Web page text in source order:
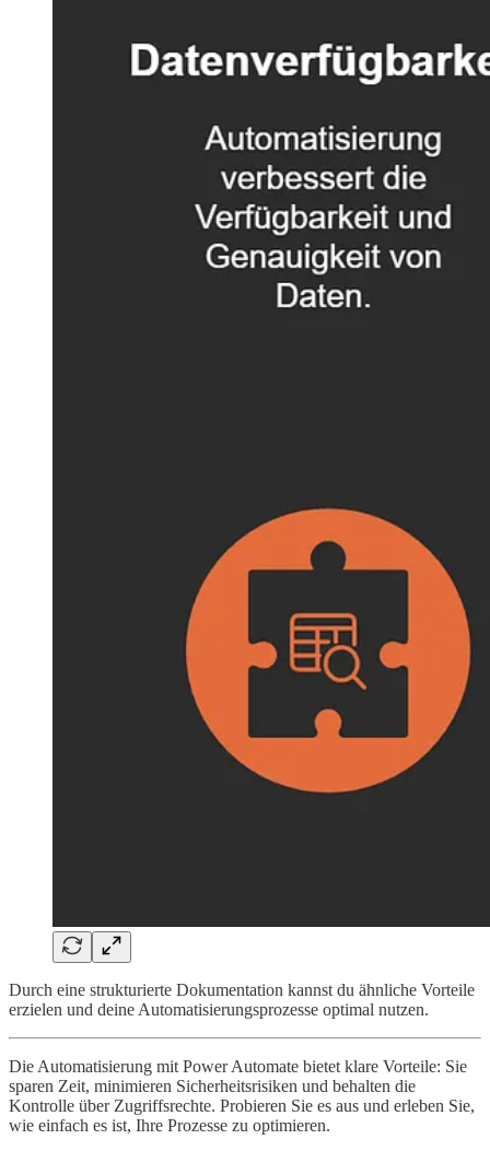
Durch eine strukturierte Dokumentation kannst du ähnliche Vorteile
erzielen und deine Automatisierungsprozesse optimal nutzen.
Die Automatisierung mit Power Automate bietet klare Vorteile: Sie
sparen Zeit, minimieren Sicherheitsrisiken und behalten die
Kontrolle über Zugriffsrechte. Probieren Sie es aus und erleben Sie,
wie einfach es ist, Ihre Prozesse zu optimieren.